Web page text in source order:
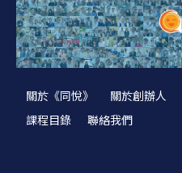
關於《同悅》 關於創辦人
課程目錄
聯絡我們